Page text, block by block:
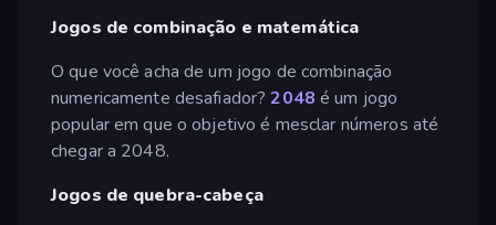
Jogos de combinação e matemática
O que você acha de um jogo de combinação
numericamente desafiador? 2048 é um jogo
popular em que o objetivo é mesclar números até
chegar a 2048.
Jogos de quebra-cabeça